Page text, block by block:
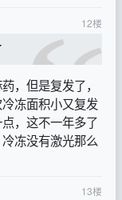
12楼
，但是复发了，
冻面积小又复发
，这不一年多了
冻没有激光那么
13楼